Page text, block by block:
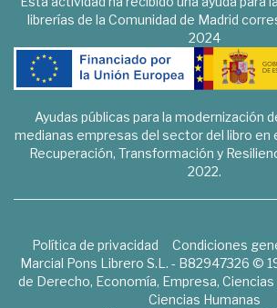
librerías de la Comunidad de Madrid
2024
Ayudas públicas para la modernización
medianas empresas del sector del libro en
Recuperación, Transformación y
2022.
Política de privacidad Condiciones
Marcial Pons Librero S.L. - B82947326 ©
de Derecho, Economía, Empresa,
Ciencias Humanas